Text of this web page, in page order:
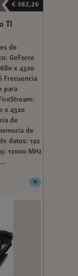
€ 382,26
TI
de
GeForce
x 4320
Frecuencia
para
x 4320
de
de
datos: 192
12000 MHz
N